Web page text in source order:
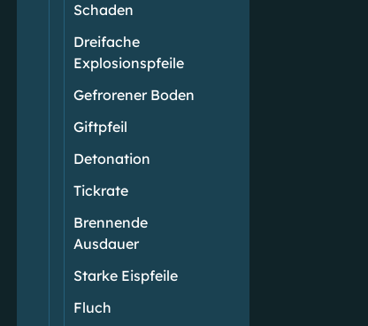
Schaden
Dreifache
Explosionspfeile
Gefrorener Boden
Giftpfeil
Detonation
Tickrate
Brennende
Ausdauer
Starke Eispfeile
Fluch